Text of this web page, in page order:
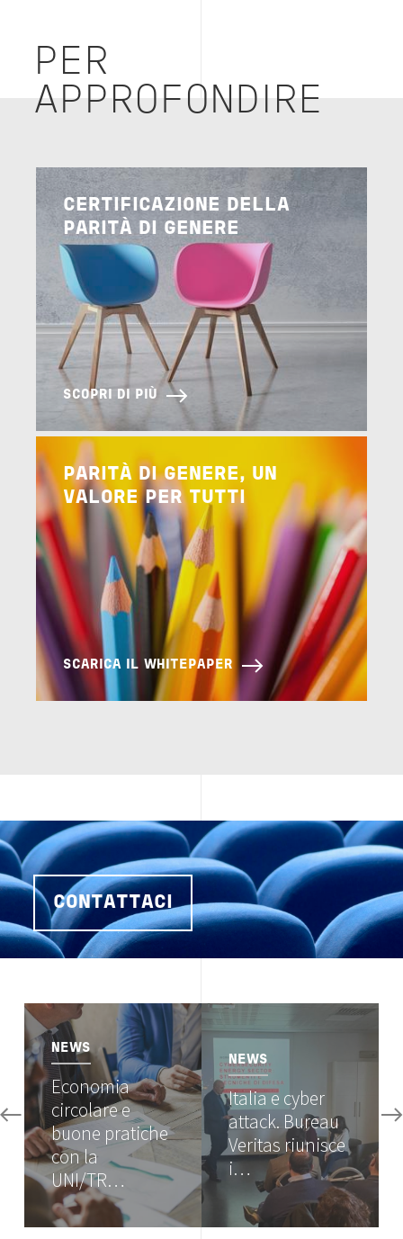
PER
APPROFONDIRE
Image
CERTIFICAZIONE DELLA
PARITÀ DI GENERE
SCOPRI DI PIÙ
Image
PARITÀ DI GENERE, UN
VALORE PER TUTTI
SCARICA IL WHITEPAPER
CONTATTACI
Image
NEWS
Economia
circolare e
buone pratiche
con la
UNI/TR…
Image
NEWS
Italia e cyber
attack. Bureau
Veritas riunisce
i…